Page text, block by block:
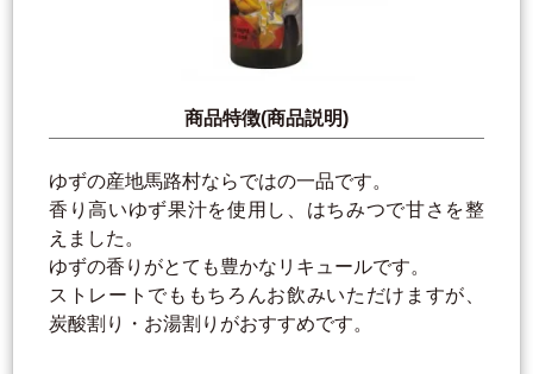
商品特徴(商品説明)
ゆずの産地馬路村ならではの一品です。
香り高いゆず果汁を使用し、はちみつで甘さを整
えました。
ゆずの香りがとても豊かなリキュールです。
ストレートでももちろんお飲みいただけますが、
炭酸割り・お湯割りがおすすめです。